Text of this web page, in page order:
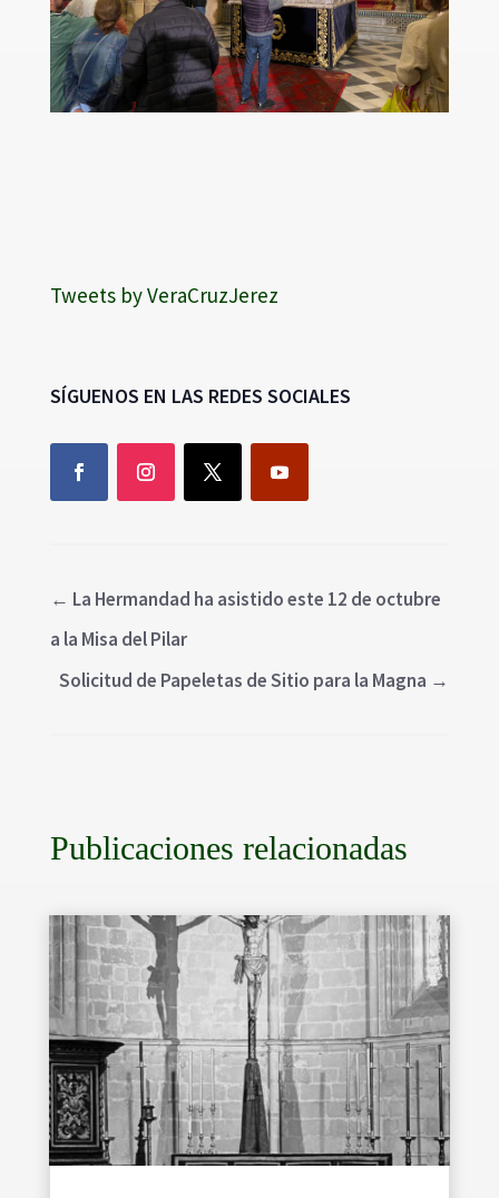
Tweets by VeraCruzJerez
SÍGUENOS EN LAS REDES SOCIALES
← La Hermandad ha asistido este 12 de octubre
a la Misa del Pilar
Solicitud de Papeletas de Sitio para la Magna →
Publicaciones relacionadas